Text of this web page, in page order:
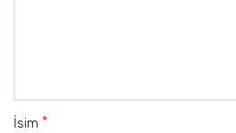
İsim *